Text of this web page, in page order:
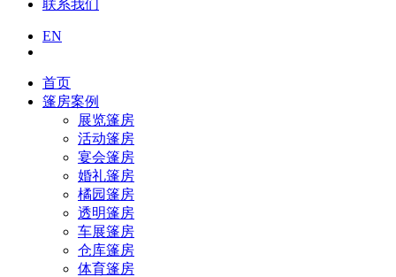
联系我们
EN
首页
篷房案例
展览篷房
活动篷房
宴会篷房
婚礼篷房
橘园篷房
透明篷房
车展篷房
仓库篷房
体育篷房